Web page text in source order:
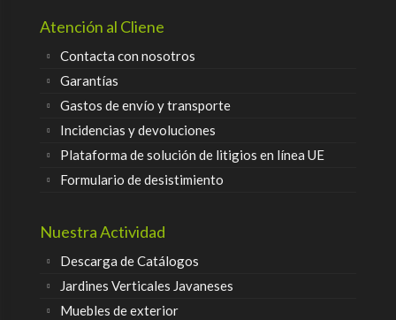
Atención al Cliene
Contacta con nosotros
Garantías
Gastos de envío y transporte
Incidencias y devoluciones
Plataforma de solución de litigios en línea UE
Formulario de desistimiento
Nuestra Actividad
Descarga de Catálogos
Jardines Verticales Javaneses
Muebles de exterior